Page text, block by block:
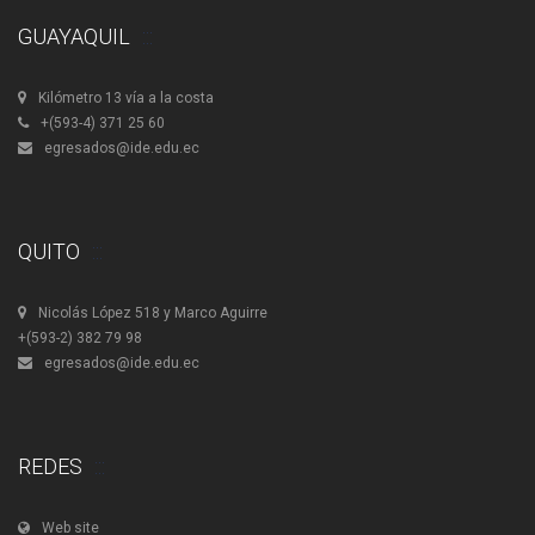
GUAYAQUIL
Kilómetro 13 vía a la costa
+(593-4) 371 25 60
egresados@ide.edu.ec
QUITO
Nicolás López 518 y Marco Aguirre
+(593-2) 382 79 98
egresados@ide.edu.ec
REDES
Web site